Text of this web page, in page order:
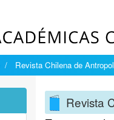
Revista Chilena de
Revista